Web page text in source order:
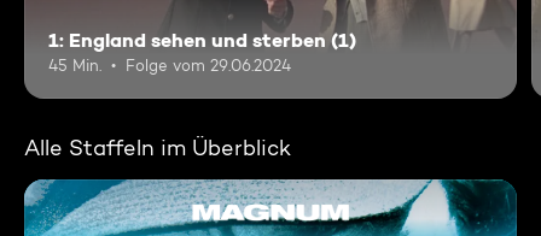
1: England sehen und sterben (1)
45 Min. Folge vom 29.06.2024
Alle Staffeln im Überblick